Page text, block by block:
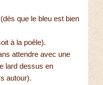
que le bleu est bien
à la poêle).
attendre avec une
lard dessus en
autour).